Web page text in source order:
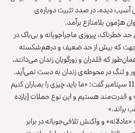
دیده، در صدد تثبیت دوباره‌ی
هژمون بلامنازع برآمد.
حد خطرناک، پیروزی ماجراجویانه و بی‌باک در
جهت که بیش از حد ضعیف و درهم‌شکسته
که قلدران و زورگویان زندان می‌دانند،
و لنگ در محوطه‌ی زندان به دست نمی‌آید.
یا آن‌طور که رامسفلد در شب 11 سپتامبر گفت: «ما باید چیزی را بمباران کنیم
و قدرت‌مند هستیم و این نوع حملات [یازده
براند.»
و واکنش تلافی‌جویانه در برابر